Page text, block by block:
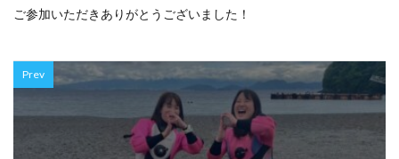
ご参加いただきありがとうございました！
Prev